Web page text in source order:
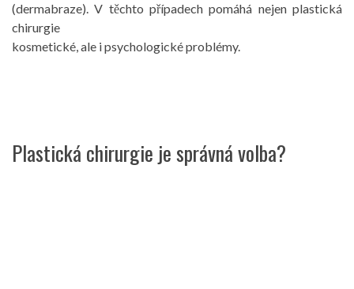
(dermabraze). V těchto případech pomáhá nejen plastická
chirurgie
kosmetické, ale i psychologické problémy.
Plastická chirurgie je správná volba?